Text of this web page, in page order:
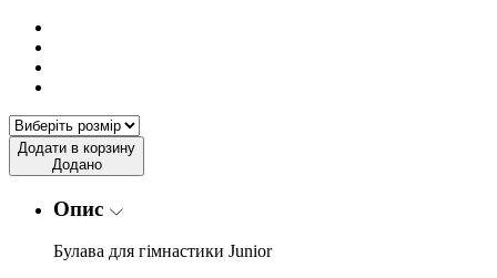
Додати в корзину
Додано
Опис
Булава для гімнастики Junior